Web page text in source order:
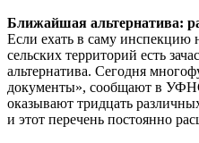
Ближайшая альтернатива:
Если ехать в саму инспекцию
сельских территорий есть
альтернатива. Сегодня
документы», сообщают в
оказывают тридцать
и этот перечень постоянно